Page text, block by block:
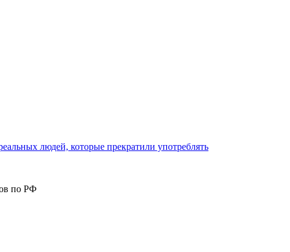
людей, которые прекратили употреблять
по РФ